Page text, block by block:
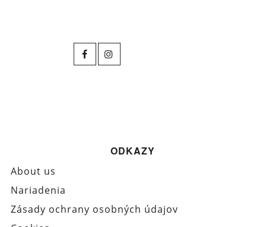
ODKAZY
About us
Nariadenia
Zásady ochrany osobných údajov